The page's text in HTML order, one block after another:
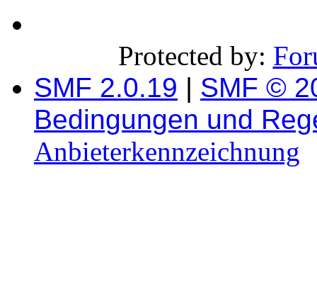
Protected by:
SMF 2.0.19 | SMF ©
Bedingungen und
Anbieterkennzeichnung